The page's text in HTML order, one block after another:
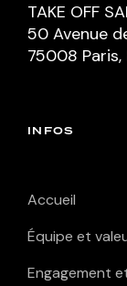
TAKE OFF
50 Avenue
75008 Paris,
INFOS
Accueil
Équipe et
Engagement